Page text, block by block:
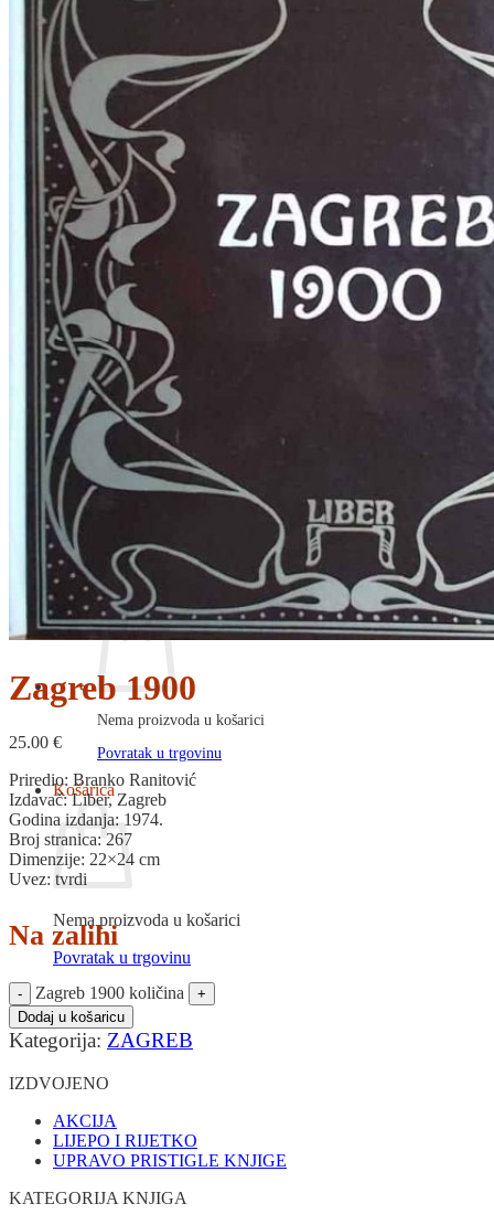
KNJIŽEVNOST
LIKOVNA UMJETNOST
LJEKOVITO BILJE I ZDRAVLJE
MITOLOGIJA
POVIJEST I PUBLICISTIKA
PRIRODNE ZNANOSTI
PSIHOLOGIJA, POPULARNA PSIHOLOGIJA,
ALTERNATIVA
RAZNO
RELIGIJA
OD RJEČNIKA
DO ZEMLJOVIDA
RJEČNICI, GRAMATIKE, PRAVOPISI…
SPORT
STRIPOVI
TEHNIČKE ZNANOSTI
TEORIJA I POVIJEST KNJIŽEVNOSTI
VEDUTE
ZAGREB
ZEMLJOVIDI
Otkup knjiga
O nama
Novosti
AKCIJA
Pretraži:
Nema proizvoda u košarici
Povratak u trgovinu
Košarica
Nema proizvoda u košarici
Povratak u trgovinu
Zagreb 1900
25.00 €
Priredio: Branko Ranitović
Izdavač: Liber, Zagreb
Godina izdanja: 1974.
Broj stranica: 267
Dimenzije: 22×24 cm
Uvez: tvrdi
Na zalihi
Zagreb 1900 količina
Dodaj u košaricu
Kategorija: ZAGREB
IZDVOJENO
AKCIJA
LIJEPO I RIJETKO
UPRAVO PRISTIGLE KNJIGE
KATEGORIJA KNJIGA